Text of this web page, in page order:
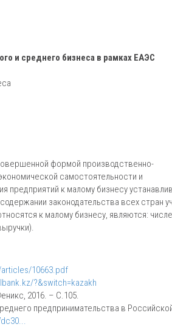
и среднего бизнеса в рамках ЕАЭС
формой производственно-
самостоятельности и
предприятий к малому бизнесу
законодательства всех стран
к малому бизнесу, являются:
10663.pdf
?&switch=kazakh
2016. – С.105.
предпринимательства в